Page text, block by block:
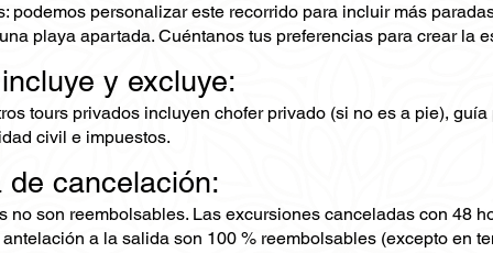
podemos personalizar este recorrido para incluir más
playa apartada. Cuéntanos tus preferencias para crear la
y excluye:
tours privados incluyen chofer privado (si no es a pie),
civil e impuestos.
de cancelación:
no son reembolsables. Las excursiones canceladas con 48
a la salida son 100 % reembolsables (excepto en